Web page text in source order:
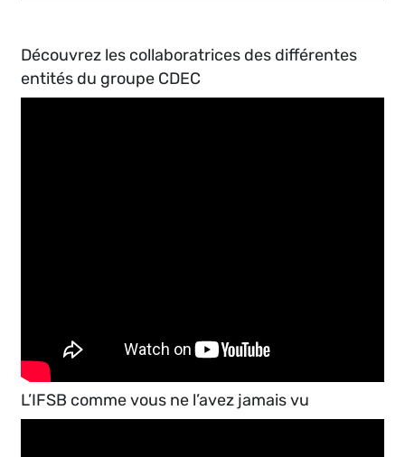
Découvrez les collaboratrices des différentes
entités du groupe CDEC
L’IFSB comme vous ne l’avez jamais vu